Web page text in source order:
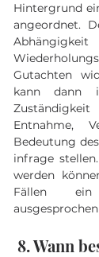
Hintergrund
angeordnet.
Gutachten
kann dann
Entnahme,
Bedeutung
infrage
werden
Fällen
8. Wann